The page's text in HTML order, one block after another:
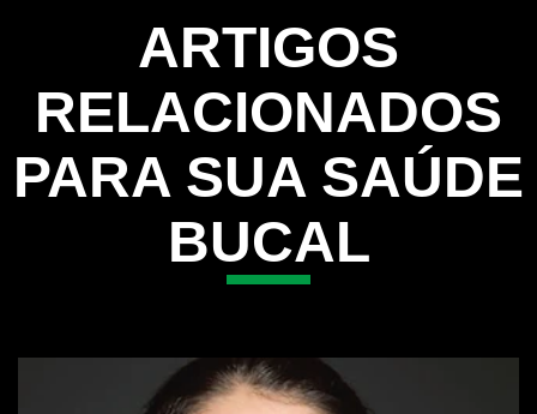
ARTIGOS
RELACIONADOS
PARA SUA SAÚDE
BUCAL